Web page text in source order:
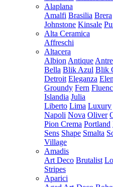
Alaplana
Amalfi Brasilia Brera
Johnstone Kinsale
Alta Ceramica
Affreschi
Altacera
Albion Antique Antre
Bella Blik Azul Blik
Detroit Eleganza
Groundy Fern
Islandia Julia
Liberto Lima Luxury
Napoli Nova Oliver
Pion Crema Portland
Sens Shape Smalta
Village
Amadis
Art Deco Brutalist
Stripes
Aparici